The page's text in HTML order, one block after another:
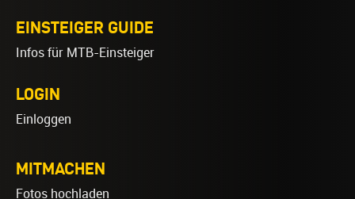
EINSTEIGER GUIDE
Infos für MTB-Einsteiger
LOGIN
Einloggen
MITMACHEN
Fotos hochladen